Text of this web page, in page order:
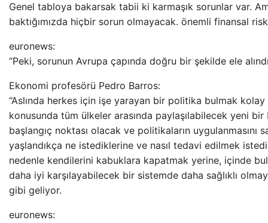
Genel tabloya bakarsak tabii ki karmaşık sorunlar var.
baktığımızda hiçbir sorun olmayacak. önemli finansal
euronews:
“Peki, sorunun Avrupa çapında doğru bir şekilde ele
Ekonomi profesörü Pedro Barros:
“Aslında herkes için işe yarayan bir politika bulmak kolay
konusunda tüm ülkeler arasında paylaşılabilecek yeni bir
başlangıç ​​noktası olacak ve politikaların uygulanmasını
yaşlandıkça ne istediklerine ve nasıl tedavi edilmek
nedenle kendilerini kabuklara kapatmak yerine, içinde
daha iyi karşılayabilecek bir sistemde daha sağlıklı
gibi geliyor.
euronews: